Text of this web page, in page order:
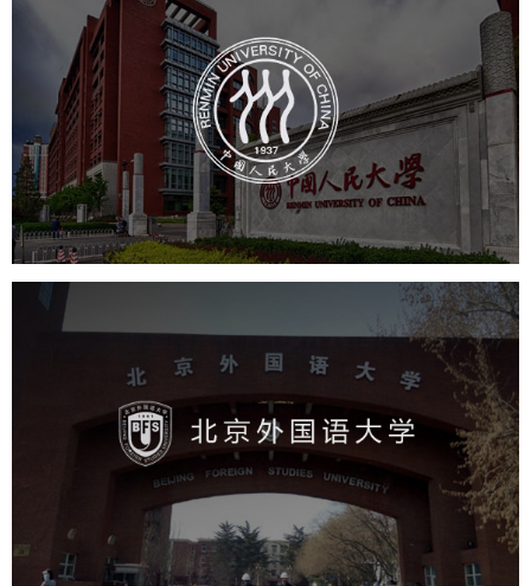
中国人民大学
培训教育 高校 大学网站建设
高校网站建设
学校网站建设
教育网站建设
北京外国语大学
高校 学校网站建设
教育网站建设
大学网站建设
高校网站建设